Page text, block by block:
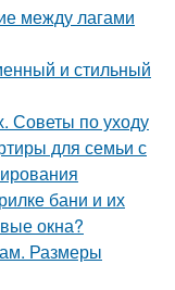
между лагами
и стильный
Советы по уходу
для семьи с
бани и их
окна?
Размеры